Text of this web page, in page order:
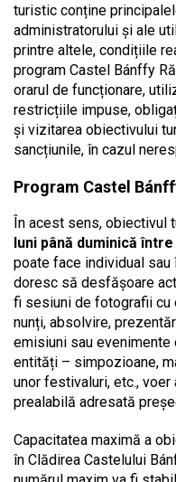
turistic conține
administratorului și ale
printre altele, condițiile
program Castel Bánffy
orarul de funcționare,
restricțiile impuse,
și vizitarea obiectivului
sancțiunile, în cazul
Program Castel
În acest sens, obiectivul
luni până duminică
poate face individual sau
doresc să desfășoare
fi sesiuni de fotografii cu
nunți, absolvire,
emisiuni sau
entități – simpozioane,
unor festivaluri, etc.,
prealabilă adresată
Capacitatea maximă a
în Clădirea Castelului